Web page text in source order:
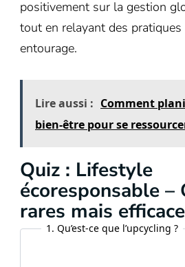
positivement sur la gestion
tout en relayant des
entourage.
Lire aussi : Comment
bien-être pour se
Quiz : Lifestyle
écoresponsable –
rares mais
1. Qu’est-ce que l’upcycling ?